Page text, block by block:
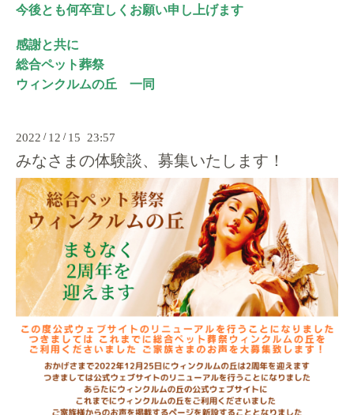
今後とも何卒宜しくお願い申し上げます
感謝と共に
総合ペット葬祭
ウィンクルムの丘 一同
2022 / 12 / 15 23:57
みなさまの体験談、募集いたします！